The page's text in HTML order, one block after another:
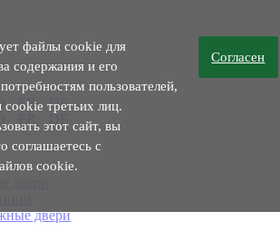
файлы cookie для
содержания и его
пользователей,
третьих лиц.
этот сайт, вы
соглашаетесь с
cookie.
Согласен
FR DE
двери